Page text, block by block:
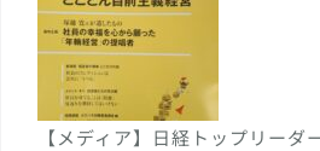
【メディア】日経トップリーダ